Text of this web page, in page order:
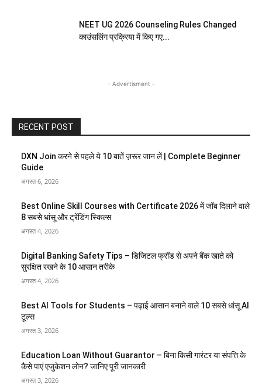
NEET UG 2026 Counseling Rules Changed
काउंसलिंग प्रक्रिया में किए गए...
- Advertisment -
RECENT POST
DXN Join करने से पहले ये 10 बातें ज़रूर जान लें | Complete Beginner
Guide
अगस्त 6, 2026
Best Online Skill Courses with Certificate 2026 में जॉब दिलाने वाले
8 सबसे धांसू और ट्रेंडिंग स्किल्स
अगस्त 4, 2026
Digital Banking Safety Tips – डिजिटल फ्रॉड से अपने बैंक खाते को
सुरक्षित रखने के 10 आसान तरीके
अगस्त 4, 2026
Best AI Tools for Students – पढ़ाई आसान बनाने वाले 10 सबसे धांसू AI
टूल्स
अगस्त 3, 2026
Education Loan Without Guarantor – बिना किसी गारंटर या संपत्ति के
कैसे पाएं एजुकेशन लोन? जानिए पूरी जानकारी
अगस्त 3, 2026